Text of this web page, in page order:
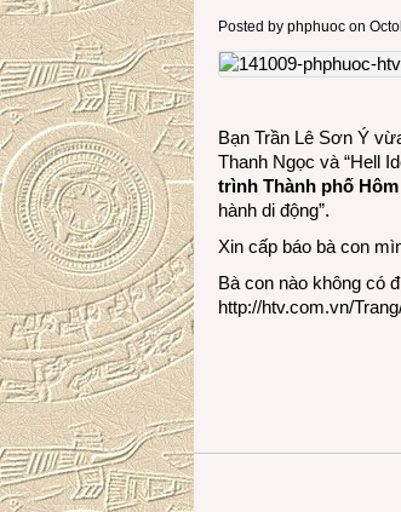
Posted by phphuoc on
Bạn Trần Lê Sơn Ý
Thanh Ngọc và “Hell
trình Thành phố
hành di động”.
Xin cấp báo bà con
Bà con nào không có
http://htv.com.vn/